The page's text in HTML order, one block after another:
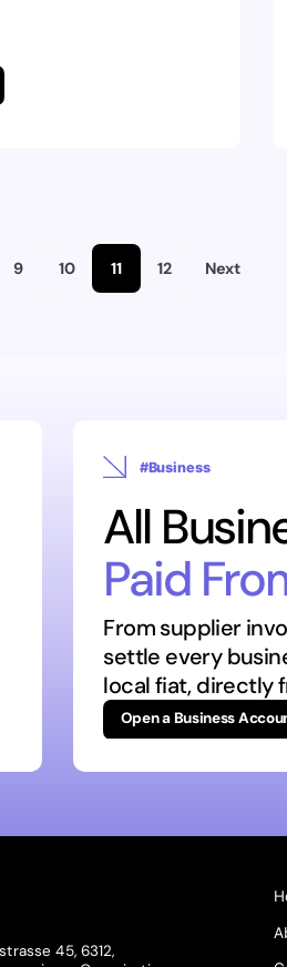
9 10 11 12 Next
#Business
All
Paid
From supplier
settle every
local fiat, directly
Open a Business
45, 6312,